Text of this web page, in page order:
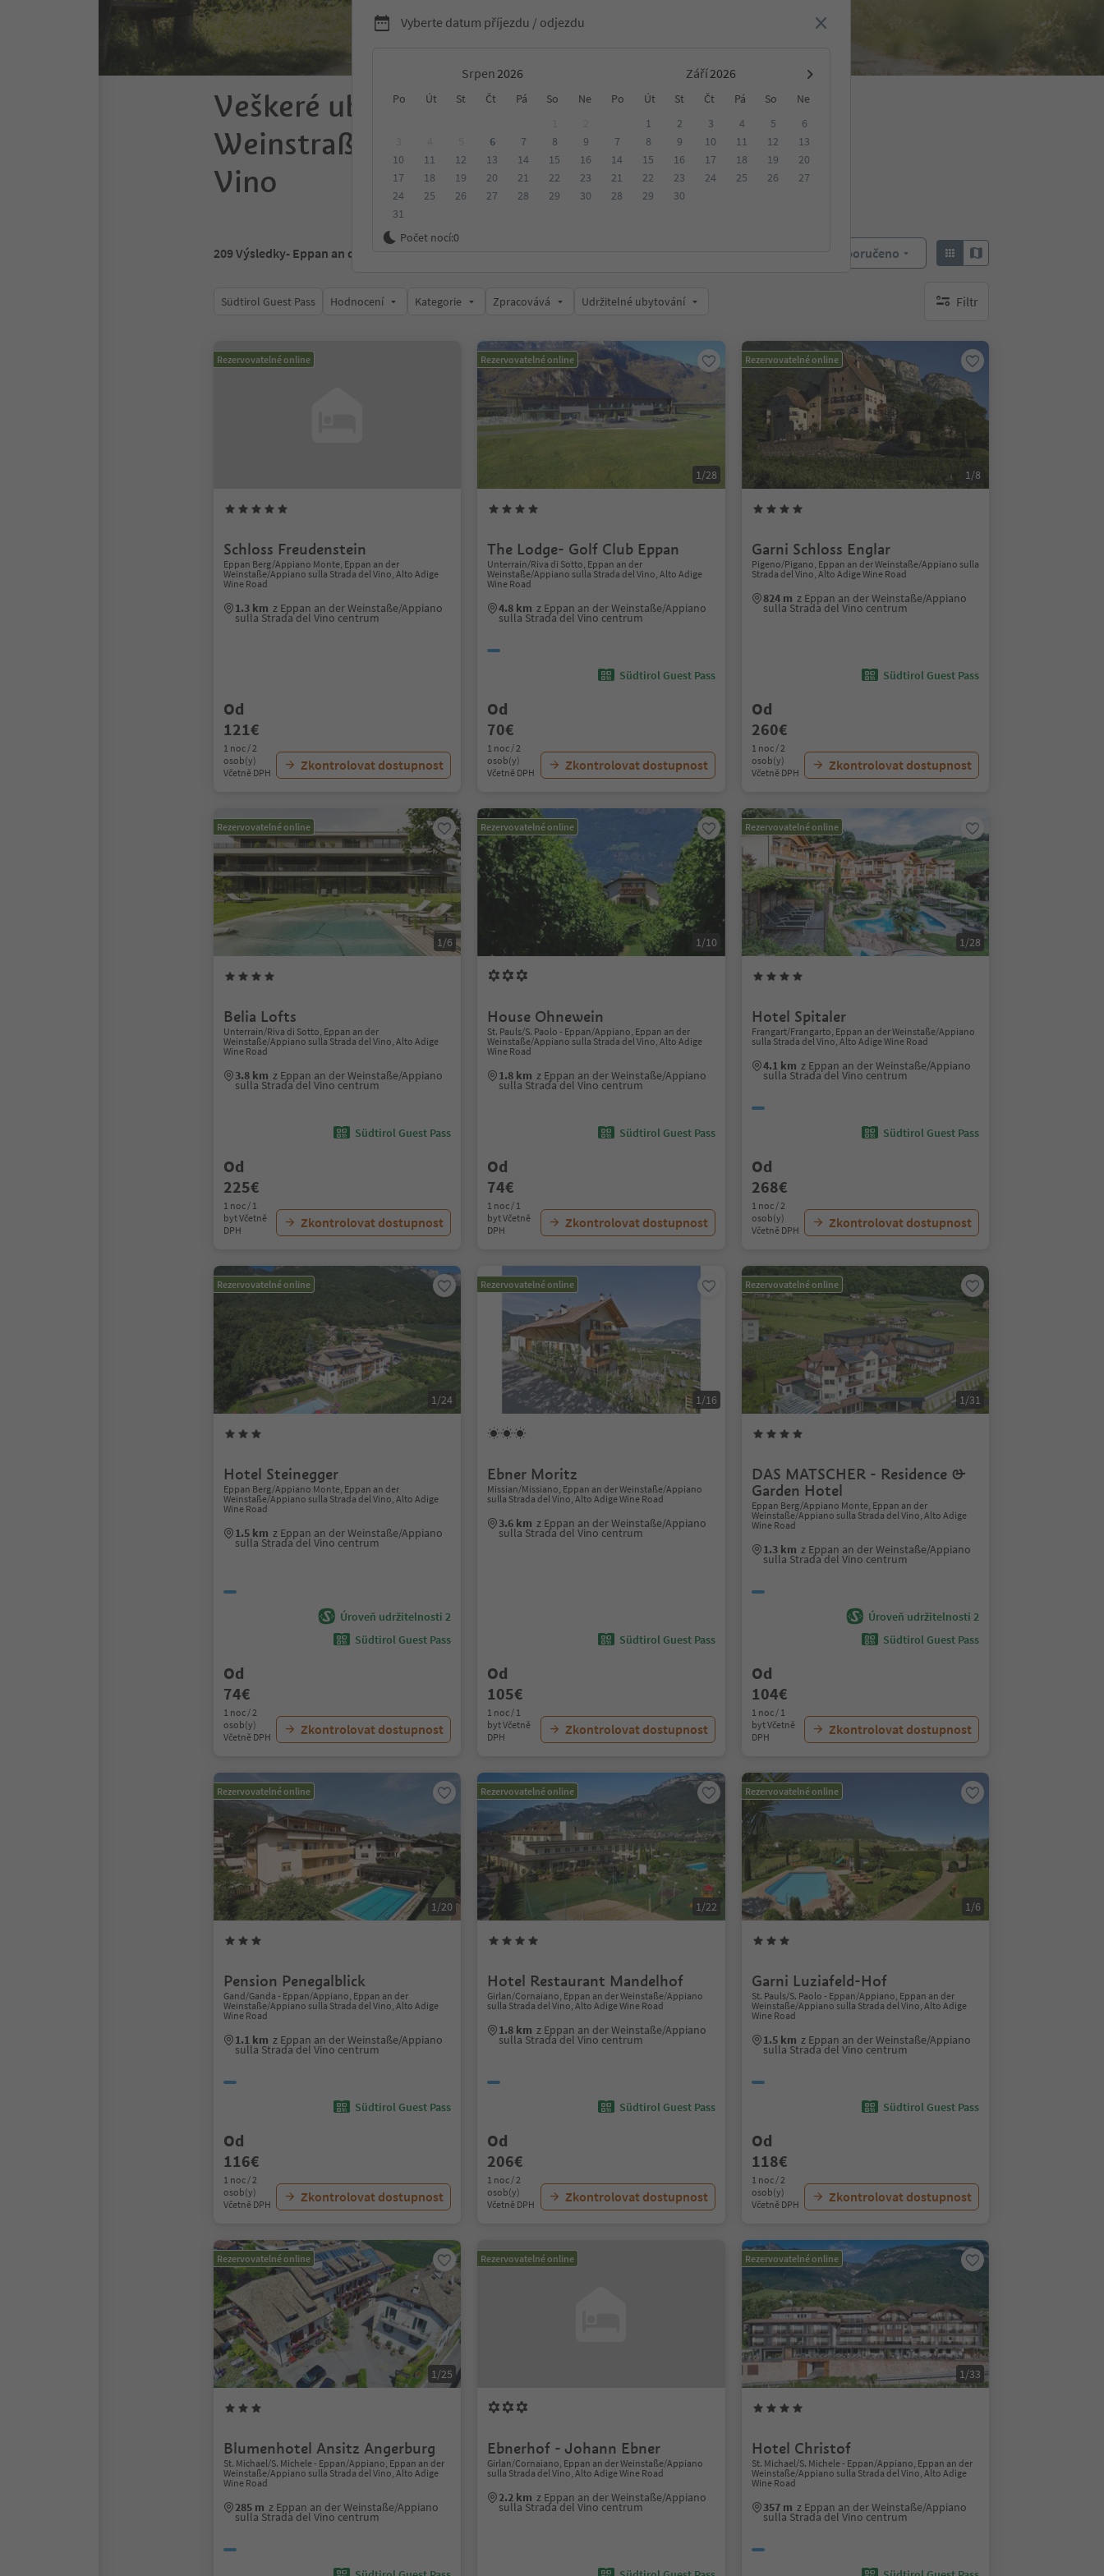
Vyberte datum příjezdu / odjezdu
Srpen Září
Po Út St Čt Pá So Ne Po Út St Čt Pá So
Ne
6 7 8
9
10
11 12 13 14 15
16
17
18 19 20 21 22
23
24
25 26 27 28 29
30
31
1 2 3 4 5
6
7
8 9 10 11 12
13
14
15 16 17 18 19
20
21
22 23 24 25 26
27
28
29 30
Počet nocí:0
Veškeré ubytování v Eppan an der
Weinstraße/Appiano sulla Strada del
Vino
209Výsledky- Eppan an der Weinstraße/Appiano sulla Strada del Vino Doporučeno
Südtirol Guest Pass Hodnocení Kategorie Zpracovává Udržitelné ubytování Filtr
brak aktywnych filtrów
Rezervovatelné online
Schloss Freudenstein
Eppan Berg/Appiano Monte, Eppan an der
Weinstaße/Appiano sulla Strada del Vino, Alto Adige
Wine Road
1.3 km z Eppan an der Weinstaße/Appiano
sulla Strada del Vino centrum
Od
121€
1 noc / 2
osob(y)
Včetně DPH
Zkontrolovat dostupnost
Rezervovatelné online
1/28
The Lodge- Golf Club Eppan
Unterrain/Riva di Sotto, Eppan an der
Weinstaße/Appiano sulla Strada del Vino, Alto Adige
Wine Road
4.8 km z Eppan an der Weinstaße/Appiano
sulla Strada del Vino centrum
Südtirol Guest Pass
Od
70€
1 noc / 2
osob(y)
Včetně DPH
Zkontrolovat dostupnost
Rezervovatelné online
1/8
Garni Schloss Englar
Pigeno/Pigano, Eppan an der Weinstaße/Appiano sulla
Strada del Vino, Alto Adige Wine Road
824 m z Eppan an der Weinstaße/Appiano
sulla Strada del Vino centrum
Südtirol Guest Pass
Od
260€
1 noc / 2
osob(y)
Včetně DPH
Zkontrolovat dostupnost
Rezervovatelné online
1/6
Belia Lofts
Unterrain/Riva di Sotto, Eppan an der
Weinstaße/Appiano sulla Strada del Vino, Alto Adige
Wine Road
3.8 km z Eppan an der Weinstaße/Appiano
sulla Strada del Vino centrum
Südtirol Guest Pass
Od
225€
1 noc / 1
byt Včetně
DPH
Zkontrolovat dostupnost
Rezervovatelné online
1/10
House Ohnewein
St. Pauls/S. Paolo - Eppan/Appiano, Eppan an der
Weinstaße/Appiano sulla Strada del Vino, Alto Adige
Wine Road
1.8 km z Eppan an der Weinstaße/Appiano
sulla Strada del Vino centrum
Südtirol Guest Pass
Od
74€
1 noc / 1
byt Včetně
DPH
Zkontrolovat dostupnost
Rezervovatelné online
1/28
Hotel Spitaler
Frangart/Frangarto, Eppan an der Weinstaße/Appiano
sulla Strada del Vino, Alto Adige Wine Road
4.1 km z Eppan an der Weinstaße/Appiano
sulla Strada del Vino centrum
Südtirol Guest Pass
Od
268€
1 noc / 2
osob(y)
Včetně DPH
Zkontrolovat dostupnost
Rezervovatelné online
1/24
Hotel Steinegger
Eppan Berg/Appiano Monte, Eppan an der
Weinstaße/Appiano sulla Strada del Vino, Alto Adige
Wine Road
1.5 km z Eppan an der Weinstaße/Appiano
sulla Strada del Vino centrum
Úroveň udržitelnosti 2
Südtirol Guest Pass
Od
74€
1 noc / 2
osob(y)
Včetně DPH
Zkontrolovat dostupnost
Rezervovatelné online
1/16
Ebner Moritz
Missian/Missiano, Eppan an der Weinstaße/Appiano
sulla Strada del Vino, Alto Adige Wine Road
3.6 km z Eppan an der Weinstaße/Appiano
sulla Strada del Vino centrum
Südtirol Guest Pass
Od
105€
1 noc / 1
byt Včetně
DPH
Zkontrolovat dostupnost
Rezervovatelné online
1/31
DAS MATSCHER - Residence &
Garden Hotel
Eppan Berg/Appiano Monte, Eppan an der
Weinstaße/Appiano sulla Strada del Vino, Alto Adige
Wine Road
1.3 km z Eppan an der Weinstaße/Appiano
sulla Strada del Vino centrum
Úroveň udržitelnosti 2
Südtirol Guest Pass
Od
104€
1 noc / 1
byt Včetně
DPH
Zkontrolovat dostupnost
Rezervovatelné online
1/20
Pension Penegalblick
Gand/Ganda - Eppan/Appiano, Eppan an der
Weinstaße/Appiano sulla Strada del Vino, Alto Adige
Wine Road
1.1 km z Eppan an der Weinstaße/Appiano
sulla Strada del Vino centrum
Südtirol Guest Pass
Od
116€
1 noc / 2
osob(y)
Včetně DPH
Zkontrolovat dostupnost
Rezervovatelné online
1/22
Hotel Restaurant Mandelhof
Girlan/Cornaiano, Eppan an der Weinstaße/Appiano
sulla Strada del Vino, Alto Adige Wine Road
1.8 km z Eppan an der Weinstaße/Appiano
sulla Strada del Vino centrum
Südtirol Guest Pass
Od
206€
1 noc / 2
osob(y)
Včetně DPH
Zkontrolovat dostupnost
Rezervovatelné online
1/6
Garni Luziafeld-Hof
St. Pauls/S. Paolo - Eppan/Appiano, Eppan an der
Weinstaße/Appiano sulla Strada del Vino, Alto Adige
Wine Road
1.5 km z Eppan an der Weinstaße/Appiano
sulla Strada del Vino centrum
Südtirol Guest Pass
Od
118€
1 noc / 2
osob(y)
Včetně DPH
Zkontrolovat dostupnost
Rezervovatelné online
1/25
Blumenhotel Ansitz Angerburg
St. Michael/S. Michele - Eppan/Appiano, Eppan an der
Weinstaße/Appiano sulla Strada del Vino, Alto Adige
Wine Road
285 m z Eppan an der Weinstaße/Appiano
sulla Strada del Vino centrum
Rezervovatelné online
Ebnerhof - Johann Ebner
Girlan/Cornaiano, Eppan an der Weinstaße/Appiano
sulla Strada del Vino, Alto Adige Wine Road
2.2 km z Eppan an der Weinstaße/Appiano
sulla Strada del Vino centrum
Rezervovatelné online
1/33
Hotel Christof
St. Michael/S. Michele - Eppan/Appiano, Eppan an der
Weinstaße/Appiano sulla Strada del Vino, Alto Adige
Wine Road
357 m z Eppan an der Weinstaße/Appiano
sulla Strada del Vino centrum